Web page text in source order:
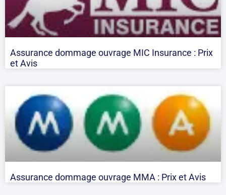
Assurance dommage ouvrage MIC Insurance : Prix
et Avis
Assurance dommage ouvrage MMA : Prix et Avis